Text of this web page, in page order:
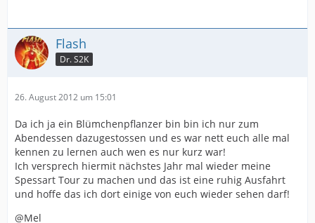
Flash
Dr. S2K
26. August 2012 um 15:01
Da ich ja ein Blümchenpflanzer bin bin ich nur zum
Abendessen dazugestossen und es war nett euch alle mal
kennen zu lernen auch wen es nur kurz war!
Ich versprech hiermit nächstes Jahr mal wieder meine
Spessart Tour zu machen und das ist eine ruhig Ausfahrt
und hoffe das ich dort einige von euch wieder sehen darf!
@Mel